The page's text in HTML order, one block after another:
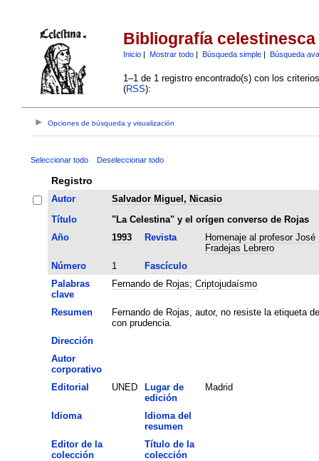
Bibliografía celestinesca
Inicio| Mostrar todo| Búsqueda simple| Búsqueda
1–1 de 1 registro encontrado(s) con los
(RSS):
Opciones de búsqueda y visualización
Seleccionar todo Deseleccionar todo
Registro
Autor
Salvador Miguel, Nicasio
Título
"La Celestina" y el orígen converso de Rojas
Año
1993 Revista
Homenaje al profesor José
Fradejas Lebrero
Número
1
Fascículo
Palabras
clave
Fernando de Rojas; Criptojudaísmo
Resumen
Fernando de Rojas, autor, no resiste la etiqueta
con prudencia.
Dirección
Autor
corporativo
Editorial
UNED
Lugar de
edición
Madrid
Idioma
Idioma del
resumen
Editor de la
colección
Título de la
colección